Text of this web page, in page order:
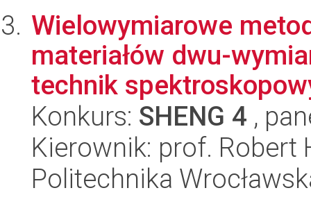
Wielowymiarowe
materiałów dwu-
technik
Konkurs: SHENG 4 ,
Kierownik: prof. Robert
Politechnika